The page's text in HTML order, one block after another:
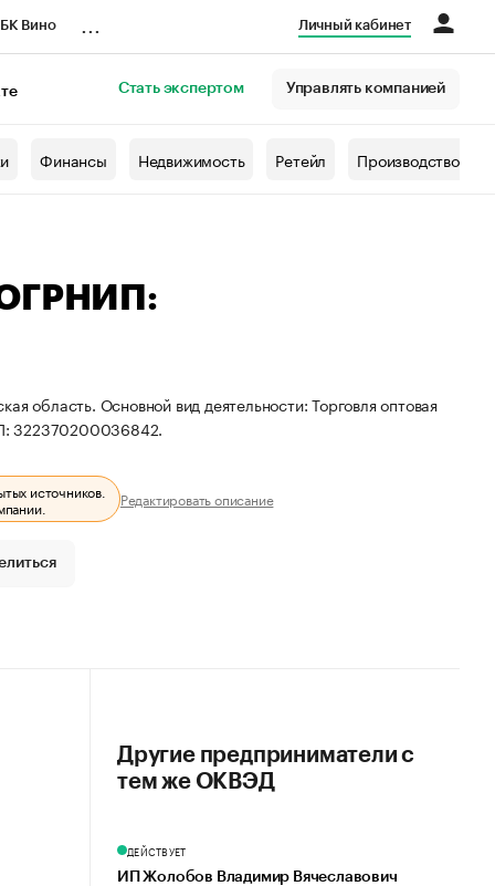
Вино Личный кабинет
Стать экспертом Управлять компанией
Финансы Недвижимость Ретейл Производство
область. Основной вид деятельности: Торговля оптовая
322370200036842.
источников. Редактировать описание
Другие предприниматели с
тем же ОКВЭД
ДЕЙСТВУЕТ
ИП Жолобов Владимир Вячеславович